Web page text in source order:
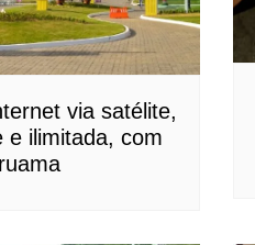
via satélite,
e ilimitada, com